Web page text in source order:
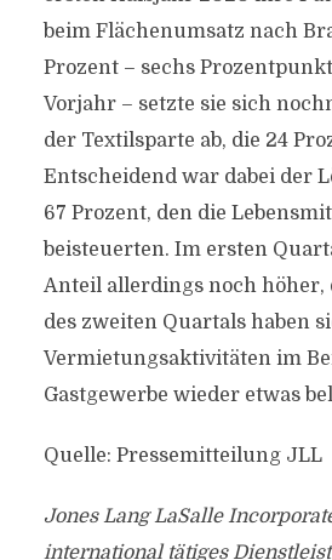
beim Flächenumsatz nach
Prozent – sechs
Vorjahr – setzte sie sich
der Textilsparte ab, die 24
Entscheidend war dabei der
67 Prozent, den die
beisteuerten. Im ersten
Anteil allerdings noch höher,
des zweiten Quartals haben
Vermietungsaktivitäten im
Gastgewerbe wieder etwas
Quelle: Pressemitteilung JLL
Jones Lang LaSalle
international tätiges